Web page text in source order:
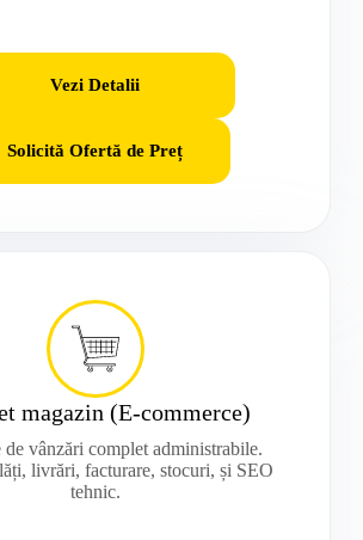
Vezi Detalii
Solicită Ofertă de Preț
magazin (E-commerce)
de vânzări complet administrabile.
livrări, facturare, stocuri, și SEO
tehnic.